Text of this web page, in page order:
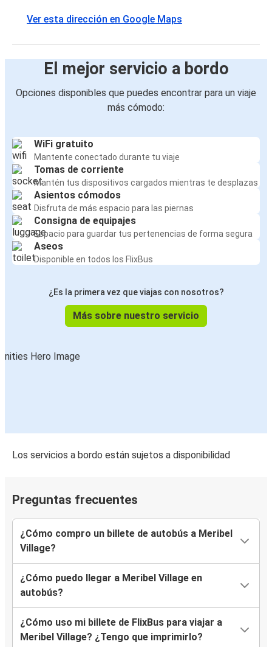
Ver esta dirección en Google Maps
El mejor servicio a bordo
Opciones disponibles que puedes encontrar para un viaje
más cómodo:
WiFi gratuito
Mantente conectado durante tu viaje
Tomas de corriente
Mantén tus dispositivos cargados mientras te desplazas
Asientos cómodos
Disfruta de más espacio para las piernas
Consigna de equipajes
Espacio para guardar tus pertenencias de forma segura
Aseos
Disponible en todos los FlixBus
¿Es la primera vez que viajas con nosotros?
Más sobre nuestro servicio
Los servicios a bordo están sujetos a disponibilidad
Preguntas frecuentes
¿Cómo compro un billete de autobús a Meribel
Village?
¿Cómo puedo llegar a Meribel Village en
autobús?
¿Cómo uso mi billete de FlixBus para viajar a
Meribel Village? ¿Tengo que imprimirlo?